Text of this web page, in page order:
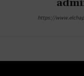
https://